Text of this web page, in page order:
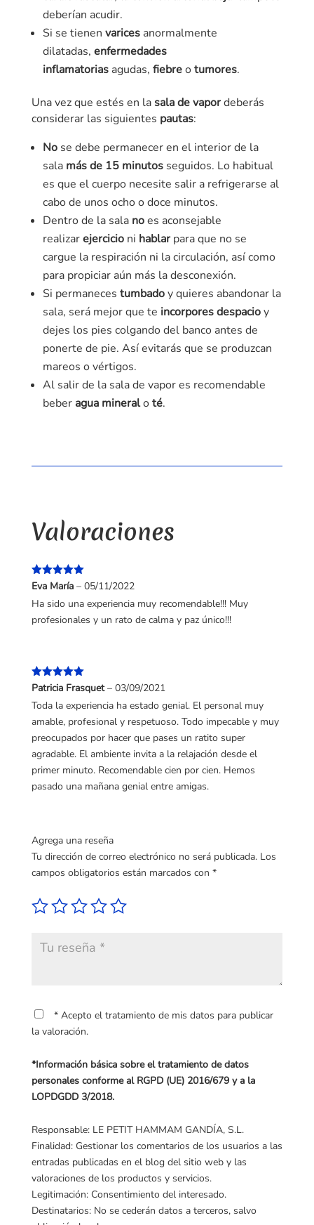
deberían acudir.
Si se tienen varicesanormalmente
dilatadas, enfermedades
inflamatoriasagudas, fiebreotumores.
Una vez que estés en lasala de vapordeberás
considerar las siguientes pautas:
Nose debe permanecer en el interior de la
salamás de 15 minutosseguidos. Lo habitual
es que el cuerpo necesite salir a refrigerarse al
cabo de unos ocho o doce minutos.
Dentro de la salanoes aconsejable
realizarejercicioni hablarpara que no se
cargue la respiración ni la circulación, así como
para propiciar aún más la desconexión.
Si permaneces tumbadoy quieres abandonar la
sala, será mejor que te incorpores despacioy
dejes los pies colgando del banco antes de
ponerte de pie. Así evitarás que se produzcan
mareos o vértigos.
Al salir de la sala de vapor es recomendable
beber agua mineraloté.
Valoraciones
Valorado
Eva María – 05/11/2022
Ha sido una experiencia muy recomendable!!! Muy
profesionales y un rato de calma y paz único!!!
Valorado
Patricia Frasquet– 03/09/2021
Toda la experiencia ha estado genial. El personal muy
amable, profesional y respetuoso. Todo impecable y muy
preocupados por hacer que pases un ratito super
agradable. El ambiente invita a la relajación desde el
primer minuto. Recomendable cien por cien. Hemos
pasado una mañana genial entre amigas.
Agrega una reseña
Tu dirección de correo electrónico no será publicada. Los
campos obligatorios están marcados con *
* Acepto el tratamiento de mis datos para publicar
la valoración.
*Información básica sobre el tratamiento de datos
personales conforme al RGPD (UE) 2016/679 y a la
LOPDGDD 3/2018.
Responsable: LE PETIT HAMMAM GANDÍA, S.L.
Finalidad: Gestionar los comentarios de los usuarios a las
entradas publicadas en el blog del sitio web y las
valoraciones de los productos y servicios.
Legitimación: Consentimiento del interesado.
Destinatarios: No se cederán datos a terceros, salvo